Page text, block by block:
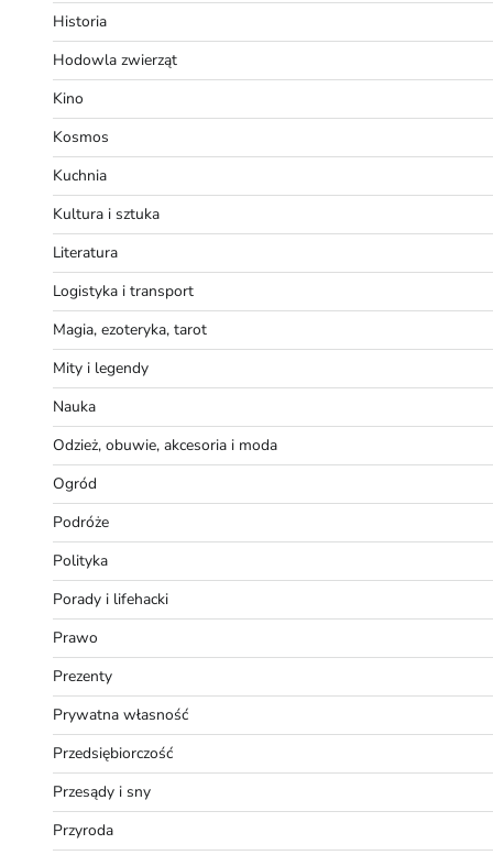
Historia
Hodowla zwierząt
Kino
Kosmos
Kuchnia
Kultura i sztuka
Literatura
Logistyka i transport
Magia, ezoteryka, tarot
Mity i legendy
Nauka
Odzież, obuwie, akcesoria i moda
Ogród
Podróże
Polityka
Porady i lifehacki
Prawo
Prezenty
Prywatna własność
Przedsiębiorczość
Przesądy i sny
Przyroda